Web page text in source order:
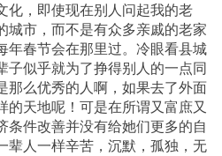
化，即使现在别人问起我的老
城市，而不是有众多亲戚的老家
年春节会在那里过。冷眼看县城
子似乎就为了挣得别人的一点同
那么优秀的人啊，如果去了外面
的天地呢！可是在所谓又富庶又
条件改善并没有给她们更多的自
辈人一样辛苦，沉默，孤独，无